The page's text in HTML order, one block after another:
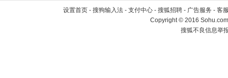
设置首页 - 搜狗输入法 - 支付中心 - 搜狐招聘 - 广告服务 - 客
Copyright©2016
搜狐不良信息举